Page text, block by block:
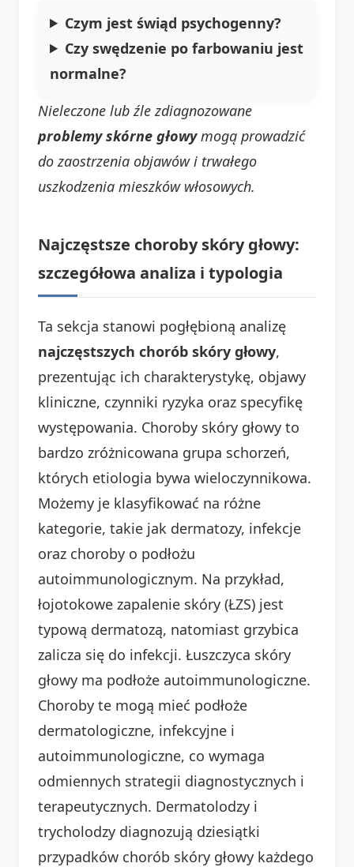
Czym jest świąd psychogenny?
Czy swędzenie po farbowaniu jest
normalne?
Nieleczone lub źle zdiagnozowane
problemy skórne głowymogą prowadzić
do zaostrzenia objawów i trwałego
uszkodzenia mieszków włosowych.
Najczęstsze choroby skóry głowy:
szczegółowa analiza i typologia
Ta sekcja stanowi pogłębioną analizę
najczęstszych chorób skóry głowy,
prezentując ich charakterystykę, objawy
kliniczne, czynniki ryzyka oraz specyfikę
występowania. Choroby skóry głowy to
bardzo zróżnicowana grupa schorzeń,
których etiologia bywa wieloczynnikowa.
Możemy je klasyfikować na różne
kategorie, takie jak dermatozy, infekcje
oraz choroby o podłożu
autoimmunologicznym. Na przykład,
łojotokowe zapalenie skóry (ŁZS) jest
typową dermatozą, natomiast grzybica
zalicza się do infekcji. Łuszczyca skóry
głowy ma podłoże autoimmunologiczne.
Choroby te mogą mieć podłoże
dermatologiczne, infekcyjne i
autoimmunologiczne, co wymaga
odmiennych strategii diagnostycznych i
terapeutycznych. Dermatolodzy i
trycholodzy diagnozują dziesiątki
przypadków chorób skóry głowy każdego